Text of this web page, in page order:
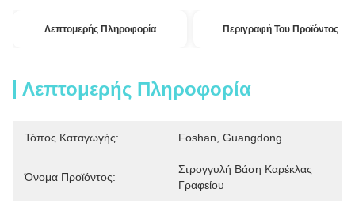
Λεπτομερής Πληροφορία Περιγραφή Του Προϊόντος
Λεπτομερής Πληροφορία
Τόπος Καταγωγής: Foshan, Guangdong
Όνομα Προϊόντος:
Στρογγυλή Βάση Καρέκλας
Γραφείου